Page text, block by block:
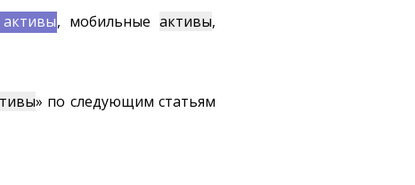
, мобильные активы,
» по следующим статьям